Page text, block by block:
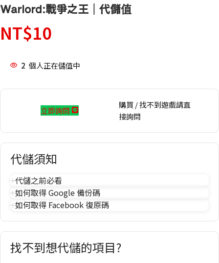
Warlord:戰爭之王｜代儲值
NT$10
2 個人正在儲值中
立即詢問
購買 / 找不到遊戲請直
接詢問
代儲須知
代儲之前必看
如何取得 Google 備份碼
如何取得 Facebook 復原碼
找不到想代儲的項目?